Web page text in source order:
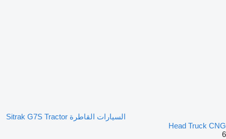
السيارات القاطرة Sitrak G7S Tractor
Head Truck CNG
6